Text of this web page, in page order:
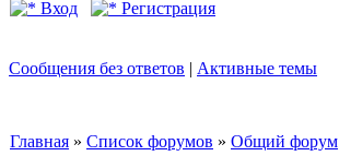
Вход Регистрация
Сообщения без ответов | Активные темы
Главная » Список форумов » Общий форум